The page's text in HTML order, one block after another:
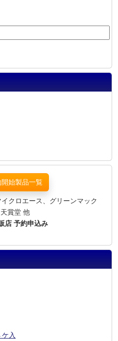
始製品一覧
クロエース、グリーンマック
賞堂 他
店 予約申込み
入